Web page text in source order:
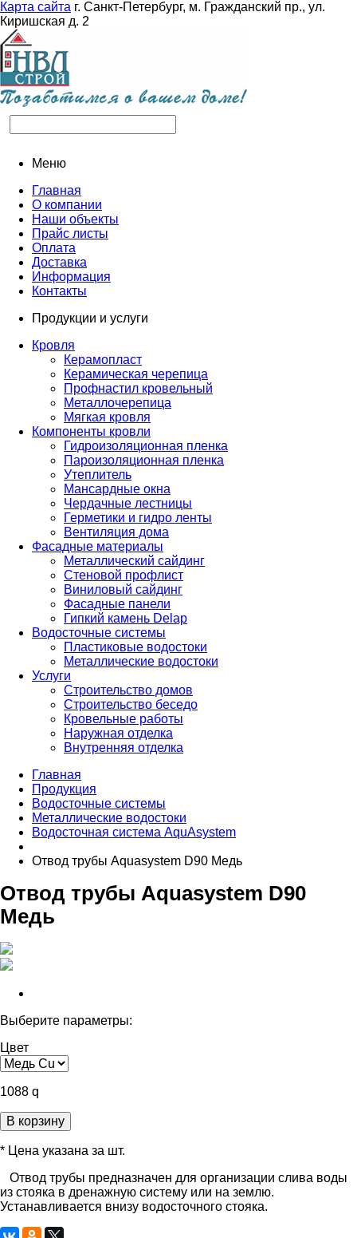
Карта сайта г. Санкт-Петербург, м. Гражданский пр., ул.
Киришская д. 2
Меню
Главная
О компании
Наши объекты
Прайс листы
Оплата
Доставка
Информация
Контакты
Продукции и услуги
Кровля
Керамопласт
Керамическая черепица
Профнастил кровельный
Металлочерепица
Мягкая кровля
Компоненты кровли
Гидроизоляционная пленка
Пароизоляционная пленка
Утеплитель
Мансардные окна
Чердачные лестницы
Герметики и гидро ленты
Вентиляция дома
Фасадные материалы
Металлический сайдинг
Стеновой профлист
Виниловый сайдинг
Фасадные панели
Гипкий камень Delap
Водосточные системы
Пластиковые водостоки
Металлические водостоки
Услуги
Строительство домов
Строительство беседо
Кровельные работы
Наружная отделка
Внутренняя отделка
Главная
Продукция
Водосточные системы
Металлические водостоки
Водосточная система AquAsystem
Отвод трубы Aquasystem D90 Медь
Отвод трубы Aquasystem D90
Медь
Выберите параметры:
Цвет
1088 q
В корзину
* Цена указана за шт.
Отвод трубы предназначен для организации слива воды
из стояка в дренажную систему или на землю.
Устанавливается внизу водосточного стояка.